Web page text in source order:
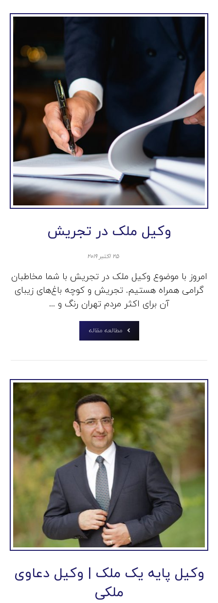
وکیل ملک در تجریش
۲۵ اکتبر ۲۰۱۹
امروز با موضوع وکیل ملک در تجریش با شما مخاطبان
گرامی همراه هستیم. تجریش و کوچه باغ‌های زیبای
آن برای اکثر مردم تهران رنگ و ...
مطالعه مقاله
وکیل پایه یک ملک | وکیل دعاوی
ملکی